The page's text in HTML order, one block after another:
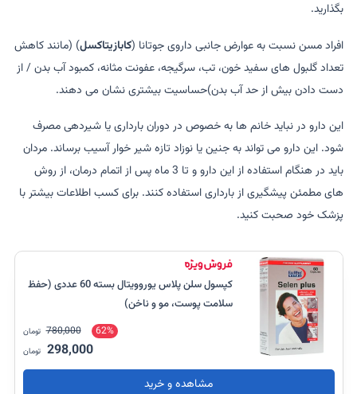
بگذارید.
افراد مسن نسبت به عوارض جانبی داروی جوتانا (کابازیتاکسل) (مانند کاهش
تعداد گلبول های سفید خون، تب، سرگیجه، عفونت مثانه، کمبود آب بدن / از
دست دادن بیش از حد آب بدن)حساسیت بیشتری نشان می دهند.
این دارو در نباید خانم ها به خصوص در دوران بارداری یا شیردهی مصرف
شود. این دارو می تواند به جنین یا نوزاد تازه شیر خوار آسیب برساند. مردان
باید در هنگام استفاده از این دارو و تا 3 ماه پس از اتمام درمان، از روش
های مطمئن پیشگیری از بارداری استفاده کنند. برای کسب اطلاعات بیشتر با
پزشک خود صحبت کنید.
کپسول سلن پلاس یوروویتال بسته 60 عددی (حفظ
سلامت پوست، مو و ناخن)
62%
780,000 تومان
298,000 تومان
مشاهده و خرید